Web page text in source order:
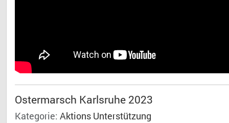
Ostermarsch Karlsruhe 2023
Kategorie: Aktions Unterstützung